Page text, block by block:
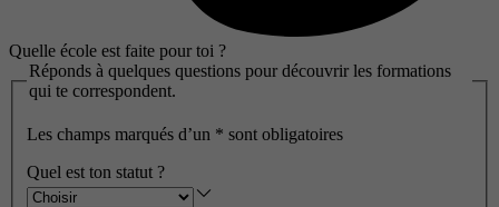
Quelle école est faite pour toi ?
Réponds à quelques questions pour découvrir les formations
qui te correspondent.
Les champs marqués d’un * sont obligatoires
Quel est ton statut ?